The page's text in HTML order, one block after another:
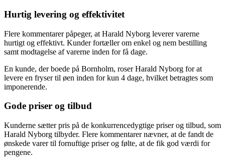
Hurtig levering og effektivitet
Flere kommentarer påpeger, at Harald Nyborg leverer varerne
hurtigt og effektivt. Kunder fortæller om enkel og nem bestilling
samt modtagelse af varerne inden for få dage.
En kunde, der boede på Bornholm, roser Harald Nyborg for at
levere en fryser til øen inden for kun 4 dage, hvilket betragtes som
imponerende.
Gode priser og tilbud
Kunderne sætter pris på de konkurrencedygtige priser og tilbud, som
Harald Nyborg tilbyder. Flere kommentarer nævner, at de fandt de
ønskede varer til fornuftige priser og følte, at de fik god værdi for
pengene.